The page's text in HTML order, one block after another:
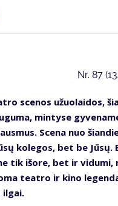
Nr. 87
sce­nos užuo­lai­dos,
min­ty­se
Sce­na nuo
ko­le­gos, bet be Jū­sų.
tik iš­ore, bet ir vi­du­mi,
te­at­ro ir ki­no
il­gai.